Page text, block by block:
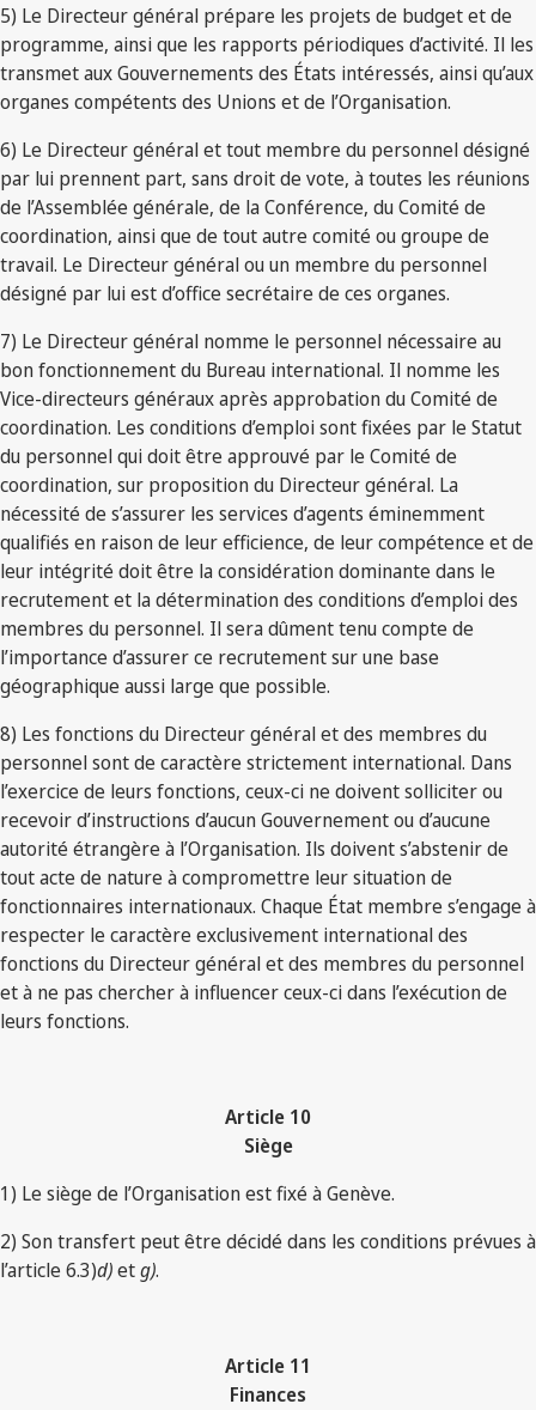
5) Le Directeur général prépare les projets de budget et de
programme, ainsi que les rapports périodiques d’activité. Il les
transmet aux Gouvernements des États intéressés, ainsi qu’aux
organes compétents des Unions et de l’Organisation.
6) Le Directeur général et tout membre du personnel désigné
par lui prennent part, sans droit de vote, à toutes les réunions
de l’Assemblée générale, de la Conférence, du Comité de
coordination, ainsi que de tout autre comité ou groupe de
travail. Le Directeur général ou un membre du personnel
désigné par lui est d’office secrétaire de ces organes.
7) Le Directeur général nomme le personnel nécessaire au
bon fonctionnement du Bureau international. Il nomme les
Vice-directeurs généraux après approbation du Comité de
coordination. Les conditions d’emploi sont fixées par le Statut
du personnel qui doit être approuvé par le Comité de
coordination, sur proposition du Directeur général. La
nécessité de s’assurer les services d’agents éminemment
qualifiés en raison de leur efficience, de leur compétence et de
leur intégrité doit être la considération dominante dans le
recrutement et la détermination des conditions d’emploi des
membres du personnel. Il sera dûment tenu compte de
l’importance d’assurer ce recrutement sur une base
géographique aussi large que possible.
8) Les fonctions du Directeur général et des membres du
personnel sont de caractère strictement international. Dans
l’exercice de leurs fonctions, ceux-ci ne doivent solliciter ou
recevoir d’instructions d’aucun Gouvernement ou d’aucune
autorité étrangère à l’Organisation. Ils doivent s’abstenir de
tout acte de nature à compromettre leur situation de
fonctionnaires internationaux. Chaque État membre s’engage à
respecter le caractère exclusivement international des
fonctions du Directeur général et des membres du personnel
et à ne pas chercher à influencer ceux-ci dans l’exécution de
leurs fonctions.
Article 10
Siège
1) Le siège de l’Organisation est fixé à Genève.
2) Son transfert peut être décidé dans les conditions prévues à
l’article 6.3)d)etg).
Article 11
Finances